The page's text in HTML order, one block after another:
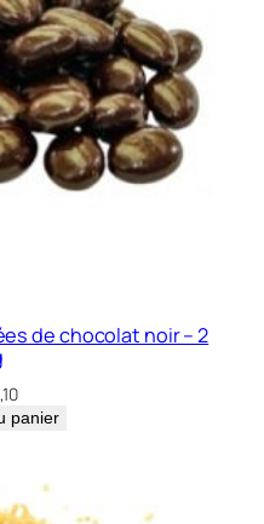
de chocolat noir – 2
panier